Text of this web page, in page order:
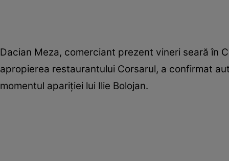
Dacian Meza, comerciant prezent vineri seară în
apropierea restaurantului Corsarul, a confirmat
momentul apariției lui Ilie Bolojan.